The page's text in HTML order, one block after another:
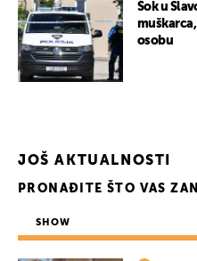
Šok u
osobu
JOŠ AKTUALNOSTI
PRONAĐITE ŠTO VAS
SHOW